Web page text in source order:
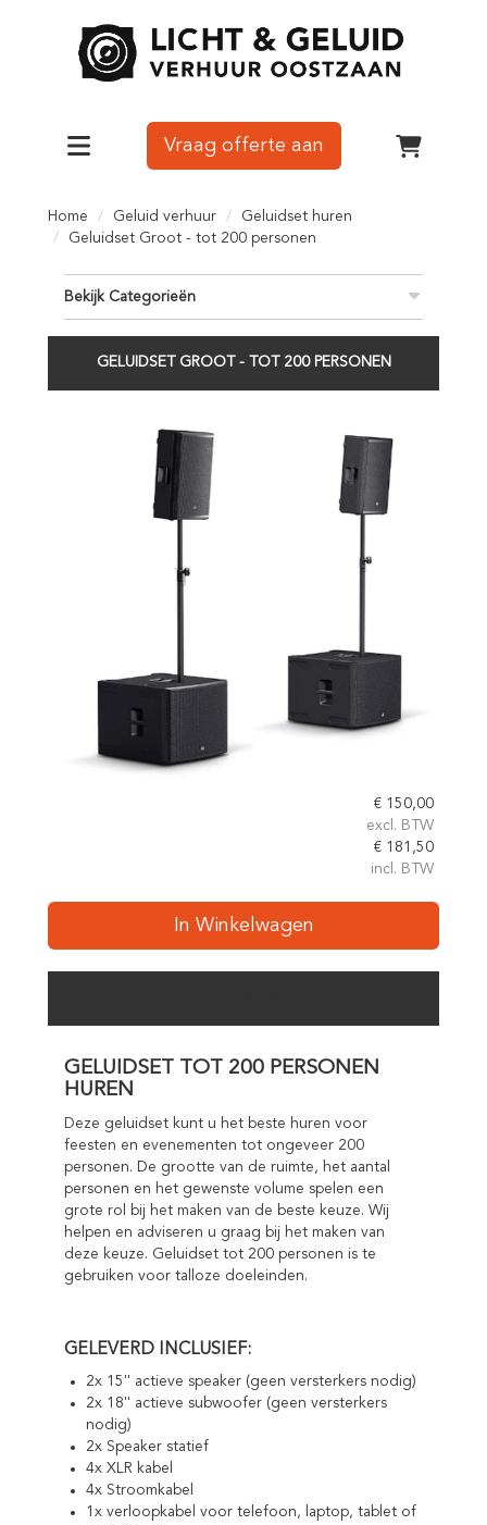
Toggle navigation
Vraag offerte aan
Home Geluid verhuur
Geluidset huren
Geluidset Groot - tot 200 personen
Bekijk Categorieën
GELUIDSET GROOT - TOT 200 PERSONEN
€ 150,00
excl. BTW
€ 181,50
incl. BTW
In Winkelwagen
GELUIDSET TOT 200 PERSONEN
HUREN
Deze geluidset kunt u het beste huren voor
feesten en evenementen tot ongeveer 200
personen. De grootte van de ruimte, het aantal
personen en het gewenste volume spelen een
grote rol bij het maken van de beste keuze. Wij
helpen en adviseren u graag bij het maken van
deze keuze. Geluidset tot 200 personen is te
gebruiken voor talloze doeleinden.
GELEVERD INCLUSIEF:
2x 15'' actieve speaker (geen versterkers nodig)
2x 18'' actieve subwoofer (geen versterkers
nodig)
2x Speaker statief
4x XLR kabel
4x Stroomkabel
1x verloopkabel voor telefoon, laptop, tablet of